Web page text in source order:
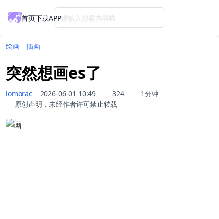
首页下载APP请输入搜索内容喵
绘画 插画
突然想画es了
lomorac 2026-06-01 10:49 324
1分钟
原创声明，未经作者许可禁止转载